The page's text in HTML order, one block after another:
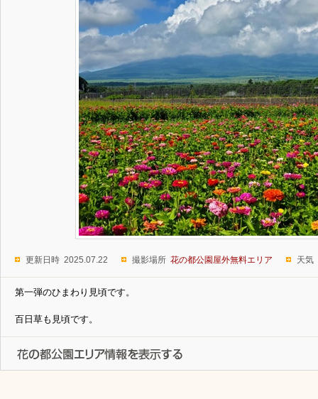
更新日時 2025.07.22 撮影場所 花の都公園屋外無料エリア 天気
第一弾のひまわり見頃です。
百日草も見頃です。